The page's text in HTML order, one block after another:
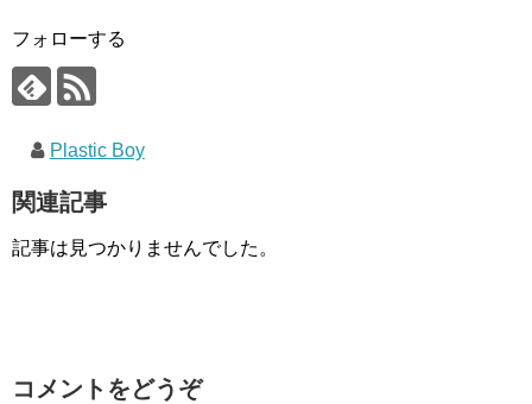
フォローする
Plastic Boy
関連記事
記事は見つかりませんでした。
コメントをどうぞ